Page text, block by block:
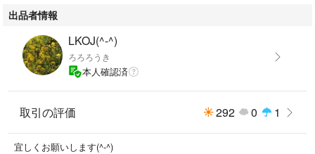
出品者情報
LKOJ(^-^)
ろろろうき
本人確認済
取引の評価 292 0 1
宜しくお願いします(^-^)